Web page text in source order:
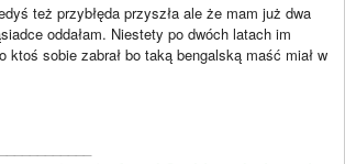
też przybłęda przyszła ale że mam już dwa
oddałam. Niestety po dwóch latach im
ktoś sobie zabrał bo taką bengalską maść miał w